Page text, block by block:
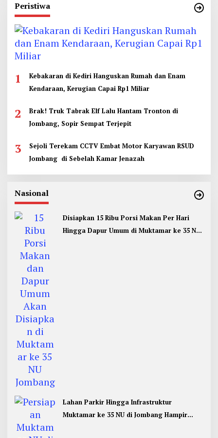
Peristiwa
1
Kebakaran di Kediri Hanguskan Rumah dan Enam
Kendaraan, Kerugian Capai Rp1 Miliar
2
Brak! Truk Tabrak Elf Lalu Hantam Tronton di
Jombang, Sopir Sempat Terjepit
3
Sejoli Terekam CCTV Embat Motor Karyawan RSUD
Jombang di Sebelah Kamar Jenazah
Nasional
Disiapkan 15 Ribu Porsi Makan Per Hari
Hingga Dapur Umum di Muktamar ke 35 NU
Lahan Parkir Hingga Infrastruktur
Muktamar ke 35 NU di Jombang Hampir